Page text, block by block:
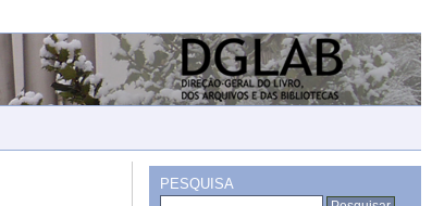
PESQUISA